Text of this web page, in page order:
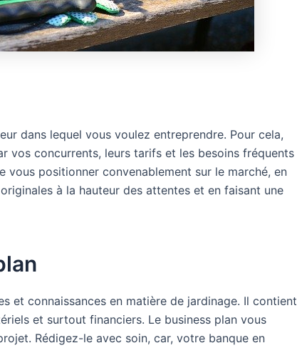
dans lequel vous voulez entreprendre. Pour cela,
vos concurrents, leurs tarifs et les besoins fréquents
vous positionner convenablement sur le marché, en
à la hauteur des attentes et en faisant une
et connaissances en matière de jardinage. Il contient
et surtout financiers. Le business plan vous
Rédigez-le avec soin, car, votre banque en